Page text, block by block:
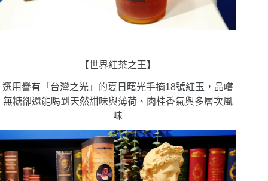
【世界紅茶之王】
選用譽有「台灣之光」的夏日曙光手摘18號紅玉，品嚐
無糖卻還能喝到天然甜味與薄荷、肉桂香氣與多層次風
味